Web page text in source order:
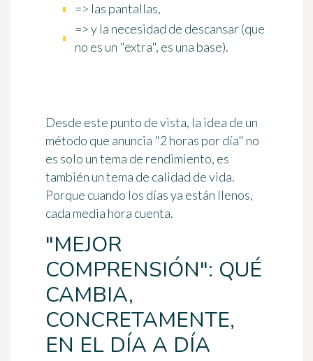
=> las pantallas,
=> y la necesidad de descansar (que
no es un "extra", es una base).
Desde este punto de vista, la idea de un
método que anuncia "2 horas por día" no
es solo un tema de rendimiento, es
también un tema de calidad de vida.
Porque cuando los días ya están llenos,
cada media hora cuenta.
"MEJOR
COMPRENSIÓN": QUÉ
CAMBIA,
CONCRETAMENTE,
EN EL DÍA A DÍA